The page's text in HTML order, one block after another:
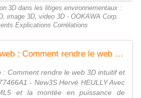
3D dans les litiges environnementaux :
image 3D, video 3D - OOKAWA Corp.
Explications Corrélations
Brevet 3D pour le web : Comment rendre le web 3D intuitif et sécurisé ? WO2015177466A1 - 3D INNOVATION CENTER
: Comment rendre le web 3D intuitif et
- New3S Hervé HEULLY Avec
et la montée en puissance de